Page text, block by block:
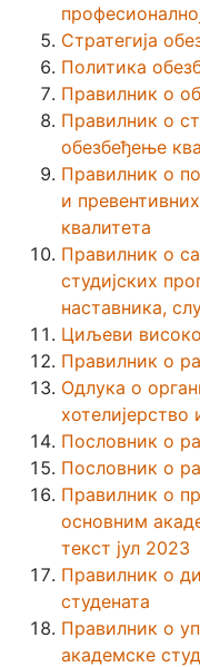
Стратегија
Политика
Правилник о
Правилник о
обезбеђење
Правилник о
и
квалитета
Правилник о
студијских
наставника,
Циљеви
Правилник о
Одлука о
Пословник о
Пословник о
Правилник о
основним
текст јул 2023
Правилник о
студената
Правилник о
академске